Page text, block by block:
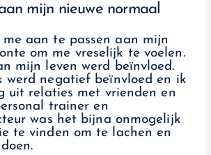
mijn nieuwe normaal
me aan te passen aan mijn
om me vreselijk te voelen.
mijn leven werd beïnvloed.
werd negatief beïnvloed en ik
uit relaties met vrienden en
trainer en
was het bijna onmogelijk
te vinden om te lachen en